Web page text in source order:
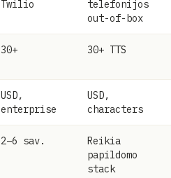
Twilio
telefonijos
out-of-box
30+ 30+ TTS
USD,
enterprise
USD,
characters
2–6 sav.
Reikia
papildomo
stack